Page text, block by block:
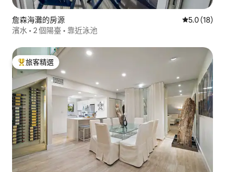
詹森海灘的房源 從 18 則評
5.0 (18)
濱水 • 2 個陽臺 • 靠近泳池
旅客精選榜首
旅客精選